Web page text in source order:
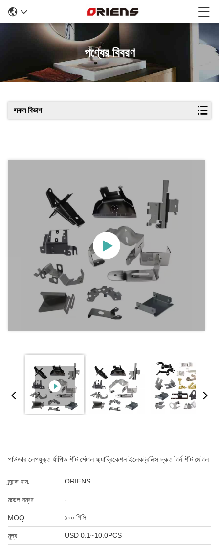
পণ্যের বিবরণ
সকল বিভাগ
পাউডার লেপযুক্ত র্যাপিড শীট মেটাল ফ্যাব্রিকেশন ইলেকট্রনিক্স দ্রুত টার্ন শীট মেটাল
ব্র্যান্ড নাম: ORIENS
মডেল নম্বর: -
MOQ.: ১০০ পিসি
মূল্য: USD 0.1~10.0PCS